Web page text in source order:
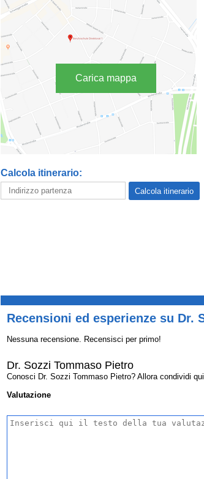
Carica mappa
Calcola itinerario:
Recensioni ed esperienze su Dr.
Nessuna recensione. Recensisci per primo!
Dr. Sozzi Tommaso Pietro
Conosci Dr. Sozzi Tommaso Pietro? Allora condividi
Valutazione